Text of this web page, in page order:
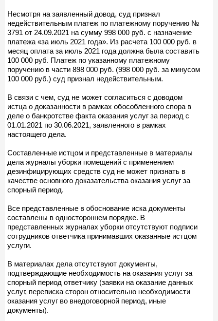
Несмотря на заявленный довод, суд признал
недействительным платеж по платежному поручению №
3791 от 24.09.2021 на сумму 998 000 руб. с назначение
платежа «за июль 2021 года». Из расчета 100 000 руб. в
месяц оплата за июль 2021 года должна была составить
100 000 руб. Платеж по указанному платежному
поручению в части 898 000 руб. (998 000 руб. за минусом
100 000 руб.) суд признал недействительным.
В связи с чем, суд не может согласиться с доводом
истца о доказанности в рамках обособленного спора в
деле о банкротстве факта оказания услуг за период с
01.01.2021 по 30.06.2021, заявленного в рамках
настоящего дела.
Составленные истцом и представленные в материалы
дела журналы уборки помещений с применением
дезинфицирующих средств суд не может признать в
качестве основного доказательства оказания услуг за
спорный период.
Все представленные в обоснование иска документы
составлены в одностороннем порядке. В
представленных журналах уборки отсутствуют подписи
сотрудников ответчика принимавших оказанные истцом
услуги.
В материалах дела отсутствуют документы,
подтверждающие необходимость на оказания услуг за
спорный период ответчику (заявки на оказание данных
услуг, переписка сторон относительно необходимости
оказания услуг во внедоговорной период, иные
документы).